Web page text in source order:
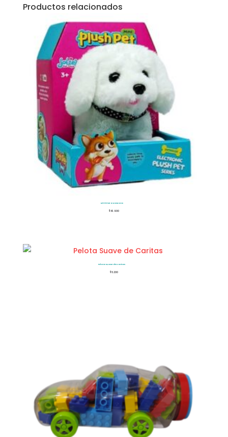
Productos relacionados
Mi Primera Mascota
$43.900
Pelota Suave de Caritas
$5.200